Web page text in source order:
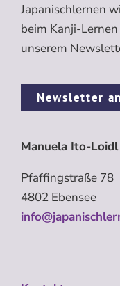
Japanischlernen
beim Kanji-
unserem
Newsletter
Manuela Ito-
Pfaffingstraße 78
4802 Ebensee